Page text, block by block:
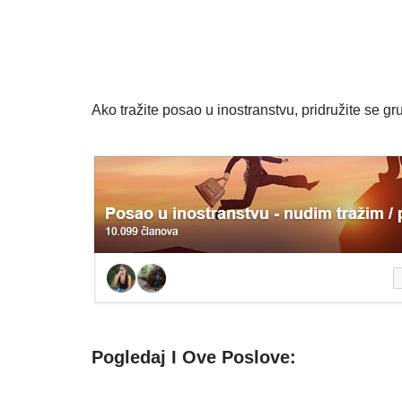
Ako tražite posao u inostranstvu, pridružite se
Pogledaj I Ove Poslove: